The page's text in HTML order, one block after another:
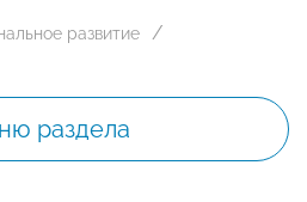
развитие
раздела